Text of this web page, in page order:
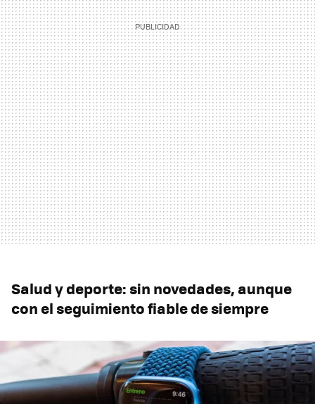
Salud y deporte: sin novedades, aunque
con el seguimiento fiable de siempre